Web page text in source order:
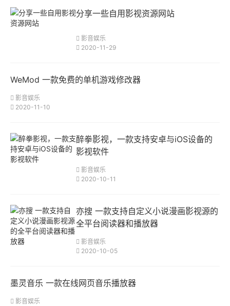
分享一些自用影视资源网站
影音娱乐
2020-11-29
WeMod 一款免费的单机游戏修改器
影音娱乐
2020-11-10
醉拳影视，一款支持安卓与iOS设备的
影视软件
影音娱乐
2020-10-11
亦搜 一款支持自定义小说漫画影视源的
全平台阅读器和播放器
影音娱乐
2020-10-05
墨灵音乐 一款在线网页音乐播放器
影音娱乐